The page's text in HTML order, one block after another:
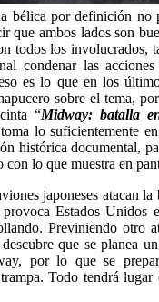
bélica por definición no
que ambos lados son
todos los involucrados,
condenar las acciones
es lo que en los
sobre el tema,
“Midway: batalla
lo suficientemente
histórica documental,
con lo que muestra en
japoneses atacan la
Estados Unidos
Previniendo otro
que se planea
por lo que se
Todo tendrá